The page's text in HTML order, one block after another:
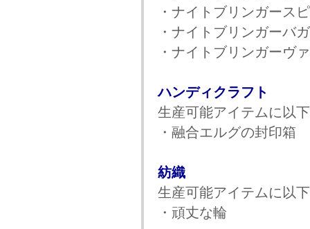
・ナイトブリンガース
・ナイトブリンガーバ
・ナイトブリンガーヴ
ハンディクラフト
生産可能アイテムに以
・融合エルグの封印箱
紡織
生産可能アイテムに以
・頑丈な輪